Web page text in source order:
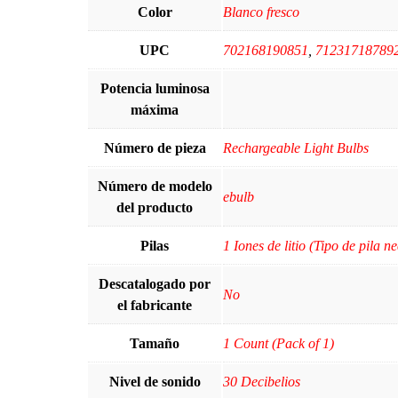
Color ‎Blanco fresco
UPC ‎702168190851
Potencia luminosa
máxima
Número de pieza ‎Rechargeable Light Bulbs
Número de modelo
del producto
‎ebulb
Pilas 1 Iones de litio (Tipo de pila
Descatalogado por
el fabricante
‎No
Tamaño ‎1 Count (Pack of 1)
Nivel de sonido 30 Decibelios